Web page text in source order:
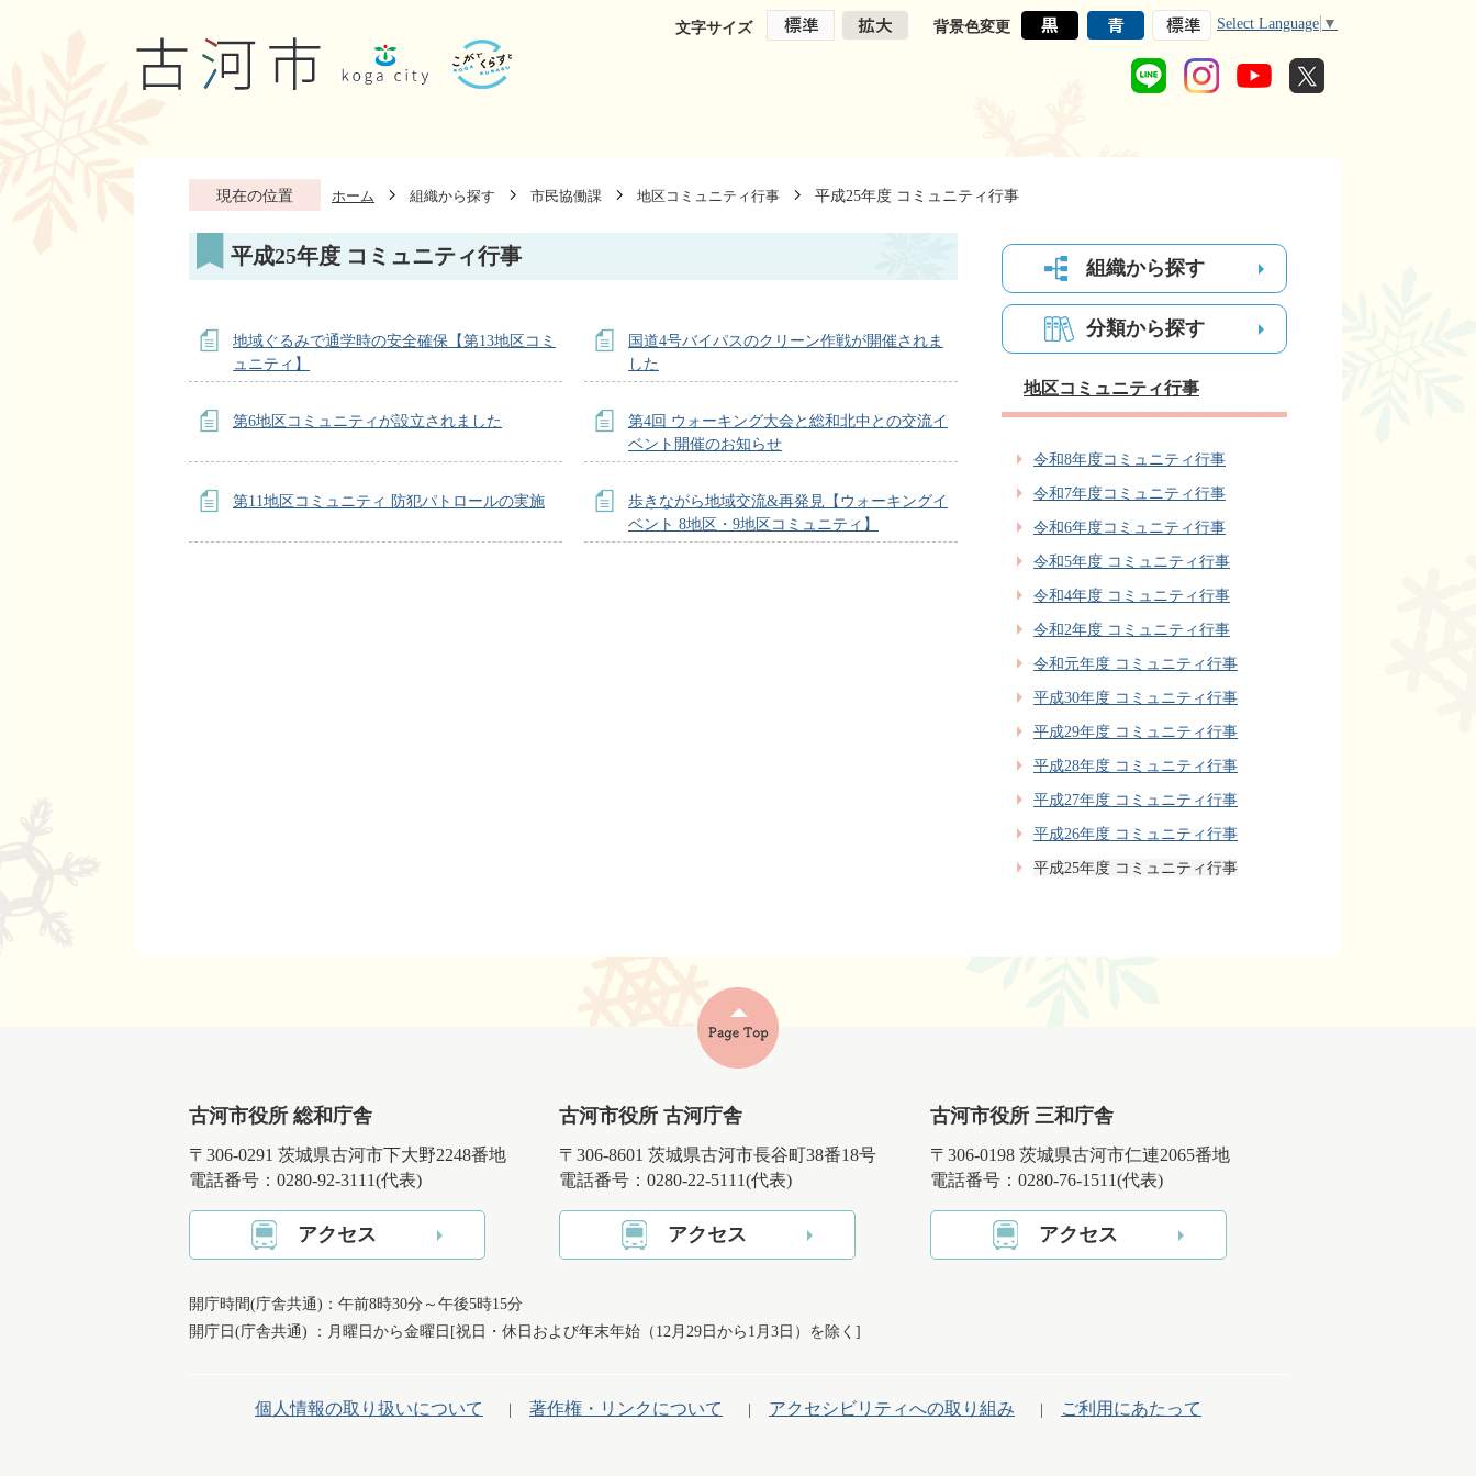
文字サイズ 背景色変更 Select Language ▼
現在の位置 ホーム 組織から探す 市民協働課 地区コミュニティ行事 平成25年度 コミュニティ行事
平成25年度 コミュニティ行事
地域ぐるみで通学時の安全確保【第13地区コミ
ュニティ】
国道4号バイパスのクリーン作戦が開催されま
した
第6地区コミュニティが設立されました
第4回 ウォーキング大会と総和北中との交流イ
ベント開催のお知らせ
第11地区コミュニティ 防犯パトロールの実施
歩きながら地域交流&再発見【ウォーキングイ
ベント 8地区・9地区コミュニティ】
組織から探す
分類から探す
地区コミュニティ行事
令和8年度コミュニティ行事
令和7年度コミュニティ行事
令和6年度コミュニティ行事
令和5年度 コミュニティ行事
令和4年度 コミュニティ行事
令和2年度 コミュニティ行事
令和元年度 コミュニティ行事
平成30年度 コミュニティ行事
平成29年度 コミュニティ行事
平成28年度 コミュニティ行事
平成27年度 コミュニティ行事
平成26年度 コミュニティ行事
平成25年度 コミュニティ行事
古河市役所 総和庁舎
〒306-0291 茨城県古河市下大野2248番地
電話番号：0280-92-3111(代表)
アクセス
古河市役所 古河庁舎
〒306-8601 茨城県古河市長谷町38番18号
電話番号：0280-22-5111(代表)
アクセス
古河市役所 三和庁舎
〒306-0198 茨城県古河市仁連2065番地
電話番号：0280-76-1511(代表)
アクセス
開庁時間(庁舎共通)：午前8時30分～午後5時15分
開庁日(庁舎共通) ：月曜日から金曜日[祝日・休日および年末年始（12月29日から1月3日）を除く]
個人情報の取り扱いについて 著作権・リンクについて アクセシビリティへの取り組み ご利用にあたって